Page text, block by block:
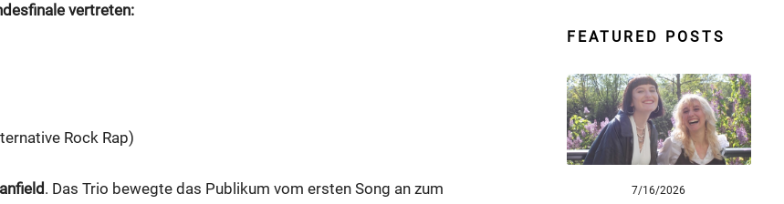
vertreten:
Rock Rap)
. Das Trio bewegte das Publikum vom ersten Song an zum
FEATURED POSTS
7/16/2026